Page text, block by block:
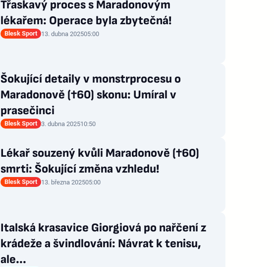
Třaskavý proces s Maradonovým
lékařem: Operace byla zbytečná!
Blesk Sport 13. dubna 202505:00
Šokující detaily v monstrprocesu o
Maradonově (†60) skonu: Umíral v
prasečinci
Blesk Sport 3. dubna 202510:50
Lékař souzený kvůli Maradonově (†60)
smrti: Šokující změna vzhledu!
Blesk Sport 13. března 202505:00
Italská krasavice Giorgiová po nařčení z
krádeže a švindlování: Návrat k tenisu,
ale...